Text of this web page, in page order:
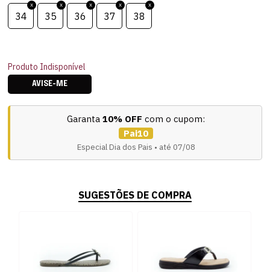
34 35 36 37 38
Produto Indisponível
AVISE-ME
Garanta 10% OFF com o cupom:
Pai10
Especial Dia dos Pais • até 07/08
SUGESTÕES DE COMPRA